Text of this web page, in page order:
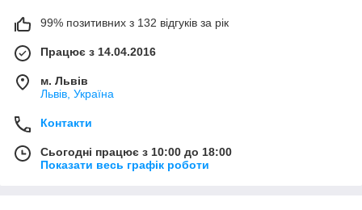
99% позитивних з 132 відгуків за рік
Працює з 14.04.2016
м. Львів
Львів, Україна
Контакти
Сьогодні працює з 10:00 до 18:00
Показати весь графік роботи